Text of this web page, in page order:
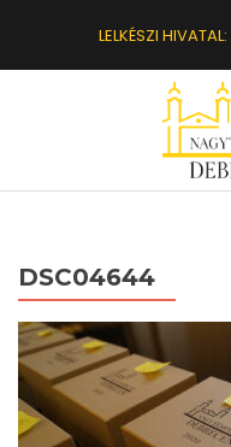
LELKÉSZI HIVATAL:
DSC04644